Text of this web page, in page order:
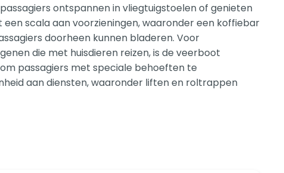
ontspannen in vliegtuigstoelen of genieten
scala aan voorzieningen, waaronder een koffiebar
doorheen kunnen bladeren. Voor
die met huisdieren reizen, is de veerboot
passagiers met speciale behoeften te
aan diensten, waaronder liften en roltrappen